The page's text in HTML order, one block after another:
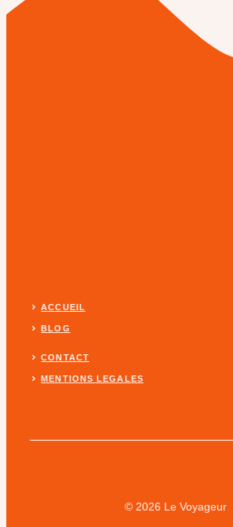
ACCUEIL
BLOG
CONTACT
MENTIONS LEGALES
© 2026 Le Voyageur